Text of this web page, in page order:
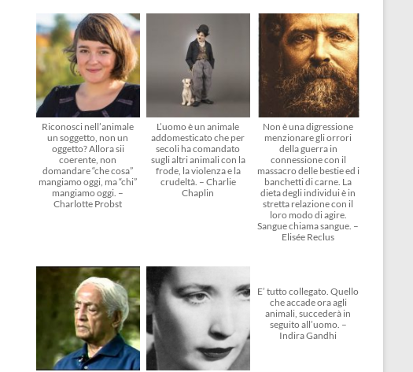
Riconosci nell’animale
un soggetto, non un
oggetto? Allora sii
coerente, non
domandare “che cosa”
mangiamo oggi, ma “chi”
mangiamo oggi. –
Charlotte Probst
L’uomo è un animale
addomesticato che per
secoli ha comandato
sugli altri animali con la
frode, la violenza e la
crudeltà. – Charlie
Chaplin
Non è una digressione
menzionare gli orrori
della guerra in
connessione con il
massacro delle bestie ed i
banchetti di carne. La
dieta degli individui è in
stretta relazione con il
loro modo di agire.
Sangue chiama sangue. –
Elisée Reclus
E’ tutto collegato. Quello
che accade ora agli
animali, succederà in
seguito all’uomo. –
Indira Gandhi